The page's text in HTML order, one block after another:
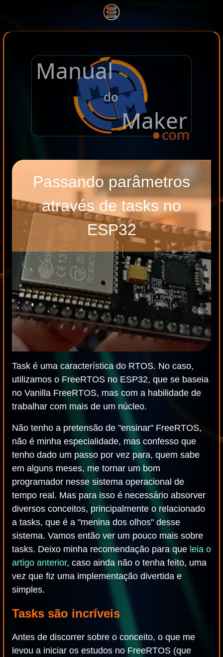
Manual
do
Maker
.com
Passando parâmetros
através de tasks no
ESP32
Task é uma característica do RTOS. No caso,
utilizamos o FreeRTOS no ESP32, que se baseia
no Vanilla FreeRTOS, mas com a habilidade de
trabalhar com mais de um núcleo.
Não tenho a pretensão de "ensinar" FreeRTOS,
não é minha especialidade, mas confesso que
tenho dado um passo por vez para, quem sabe
em alguns meses, me tornar um bom
programador nesse sistema operacional de
tempo real. Mas para isso é necessário absorver
diversos conceitos, principalmente o relacionado
a tasks, que é a "menina dos olhos" desse
sistema. Vamos então ver um pouco mais sobre
tasks. Deixo minha recomendação para que leia o
artigo anterior, caso ainda não o tenha feito, uma
vez que fiz uma implementação divertida e
simples.
Tasks são incríveis
Antes de discorrer sobre o conceito, o que me
levou a iniciar os estudos no FreeRTOS (que